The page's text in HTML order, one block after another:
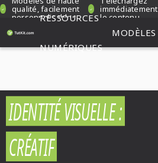
qualité, facilement
personnalisables
immédiatement
le contenu
RESSOURCES
NUMÉRIQUES
MODÈLES
IDENTITÉ VISUELLE :
CRÉATIF